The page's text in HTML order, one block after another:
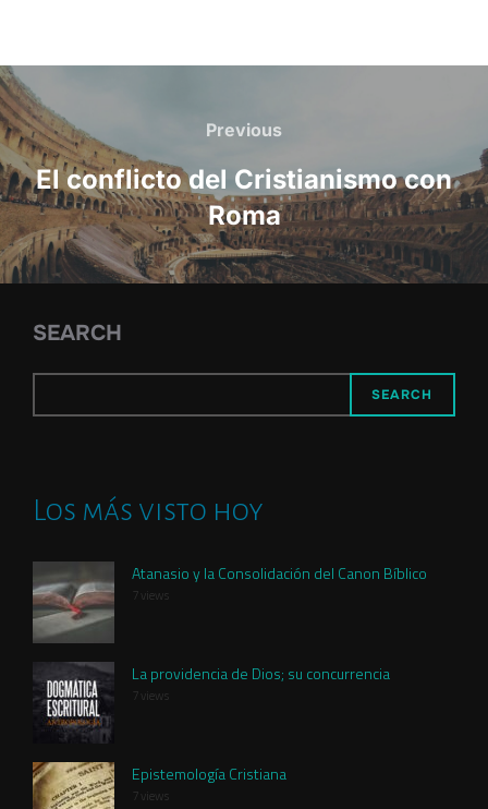
Post
navigation
Previous
Previous
El conflicto del Cristianismo con
Roma
SEARCH
SEARCH
Los más visto hoy
Atanasio y la Consolidación del Canon Bíblico
7 views
La providencia de Dios; su concurrencia
7 views
Epistemología Cristiana
7 views